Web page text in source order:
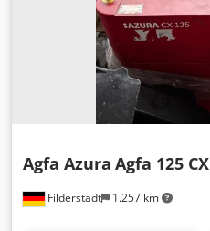
Filderstadt 1.257 km
Agfa Azura Agfa 125 CX